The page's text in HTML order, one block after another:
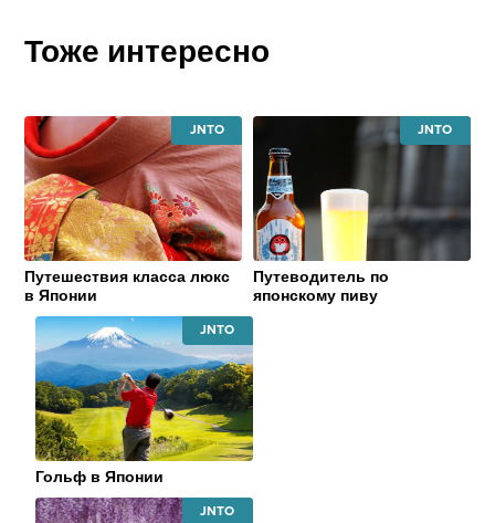
Тоже интересно
Путешествия класса люкс
в Японии
JAPAN
NATIONAL
TOURISM
ORGANIZATION
Путеводитель по
японскому пиву
JAPAN
Гольф в Японии
JAPAN
NATIONAL
TOURISM
ORGANIZATION